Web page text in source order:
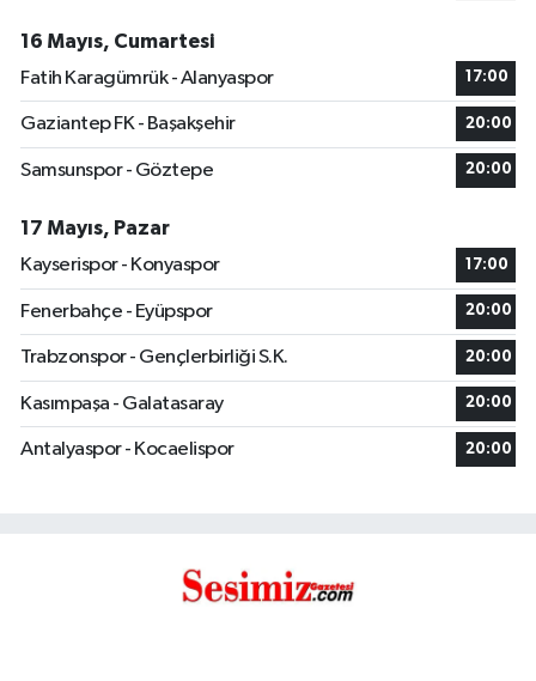
16 Mayıs, Cumartesi
Fatih Karagümrük - Alanyaspor
17:00
Gaziantep FK - Başakşehir 20:00
Samsunspor - Göztepe 20:00
17 Mayıs, Pazar
Kayserispor - Konyaspor
17:00
Fenerbahçe - Eyüpspor 20:00
Trabzonspor - Gençlerbirliği S.K. 20:00
Kasımpaşa - Galatasaray 20:00
Antalyaspor - Kocaelispor 20:00